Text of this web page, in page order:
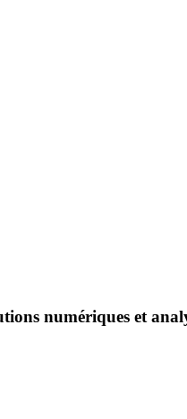
numériques et